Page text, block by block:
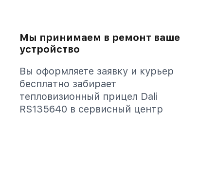
Мы принимаем в ремонт ваше
устройство
Вы оформляете заявку и курьер
бесплатно забирает
тепловизионный прицел Dali
RS135640 в сервисный центр